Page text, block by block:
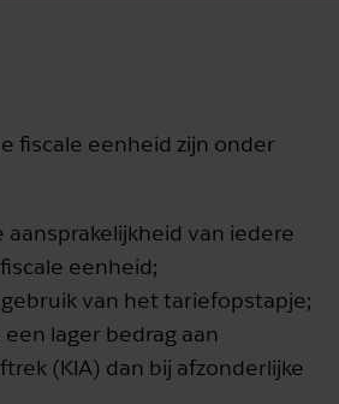
fiscale eenheid zijn onder
aansprakelijkheid van iedere
eenheid;
van het tariefopstapje;
lager bedrag aan
(KIA) dan bij afzonderlijke